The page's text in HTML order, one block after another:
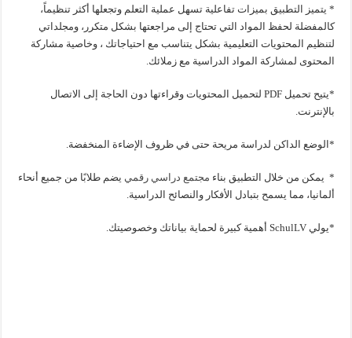
* يتميز التطبيق بميزات تفاعلية تسهل عملية التعلم وتجعلها أكثر تنظيماً،
كالمفضلة لحفظ المواد التي تحتاج إلى مراجعتها بشكل متكرر، ومجلداتي
لتنظيم المحتويات التعليمية بشكل يتناسب مع احتياجاتك ، وخاصية مشاركة
المحتوى لمشاركة المواد الدراسية مع زملائك.
*يتيح تحميل PDF لتحميل المحتويات وقراءتها دون الحاجة إلى الاتصال
بالإنترنت.
*الوضع الداكن لدراسة مريحة حتى في ظروف الإضاءة المنخفضة.
* يمكن من خلال التطبيق بناء مجتمع دراسي رقمي يضم طلابًا من جميع أنحاء
ألمانيا، مما يسمح بتبادل الأفكار والنصائح الدراسية.
*يولي SchulLV أهمية كبيرة لحماية بياناتك وخصوصيتك.